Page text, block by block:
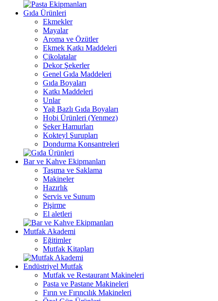
Gıda Ürünleri
Ekmekler
Mayalar
Aroma ve Özütler
Ekmek Katkı Maddeleri
Çikolatalar
Dekor Şekerler
Genel Gıda Maddeleri
Gıda Boyaları
Katkı Maddeleri
Unlar
Yağ Bazlı Gıda Boyaları
Hobi Ürünleri (Yenmez)
Şeker Hamurları
Kokteyl Şurupları
Dondurma Konsantreleri
Bar ve Kahve Ekipmanları
Taşıma ve Saklama
Makineler
Hazırlık
Servis ve Sunum
Pişirme
El aletleri
Mutfak Akademi
Eğitimler
Mutfak Kitapları
Endüstriyel Mutfak
Mutfak ve Restaurant Makineleri
Pasta ve Pastane Makineleri
Fırın ve Fırıncılık Makineleri